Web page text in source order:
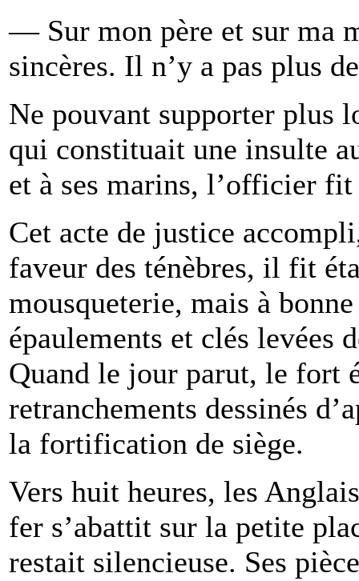
— Sur mon père et sur ma
sincères. Il n’y a pas plus
Ne pouvant supporter plus
qui constituait une insulte
et à ses marins, l’officier fit
Cet acte de justice
faveur des ténèbres, il fit
mousqueterie, mais à
épaulements et clés levées
Quand le jour parut, le fort
retranchements dessinés
la fortification de siège.
Vers huit heures, les
fer s’abattit sur la petite
restait silencieuse. Ses